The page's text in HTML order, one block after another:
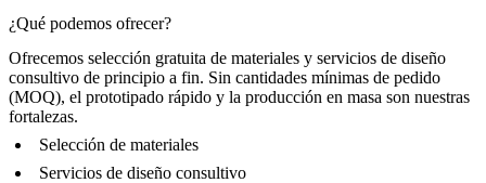
¿Qué podemos ofrecer?
Ofrecemos selección gratuita de materiales y servicios de diseño
consultivo de principio a fin. Sin cantidades mínimas de pedido
(MOQ), el prototipado rápido y la producción en masa son nuestras
fortalezas.
Selección de materiales
Servicios de diseño consultivo